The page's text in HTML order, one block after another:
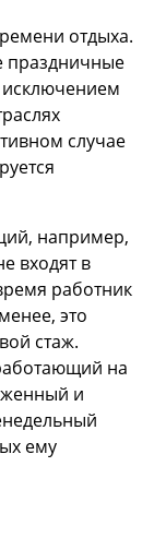
отдыха.
праздничные
исключением
случае
например,
входят в
работник
это
стаж.
на
и
ему